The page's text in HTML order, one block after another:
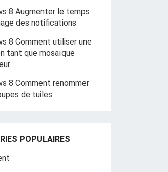
8 Augmenter le temps
des notifications
8 Comment utiliser une
tant que mosaïque
8 Comment renommer
de tuiles
POPULAIRES